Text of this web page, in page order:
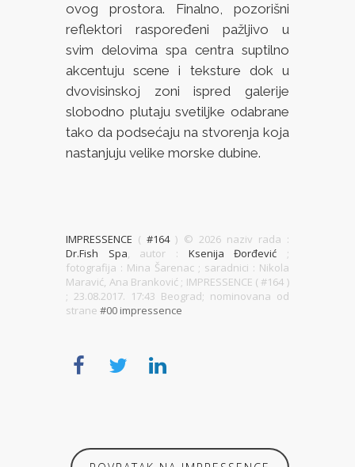
ovog prostora. Finalno, pozorišni
reflektori raspoređeni pažljivo u
svim delovima spa centra suptilno
akcentuju scene i teksture dok u
dvovisinskoj zoni ispred galerije
slobodno plutaju svetiljke odabrane
tako da podsećaju na stvorenja koja
nastanjuju velike morske dubine.
IMPRESSENCE (#164) © 2026 naziv rada :
Dr.Fish Spa, autor : Ksenija Đorđević ;
fotografija : Mina Šarenac ; saradnici : Nikola
Maravić, Ana Branković ; IMPRESSENCE ( #164 )
; 23.08.2017. 17:43 Beograd; nominovana od
strane#00 impressence